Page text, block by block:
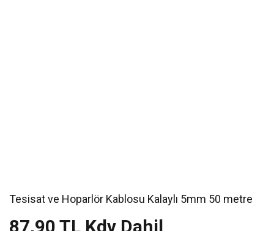
Tesisat ve Hoparlör Kablosu Kalaylı 5mm 50 metre
87,90 TL Kdv Dahil